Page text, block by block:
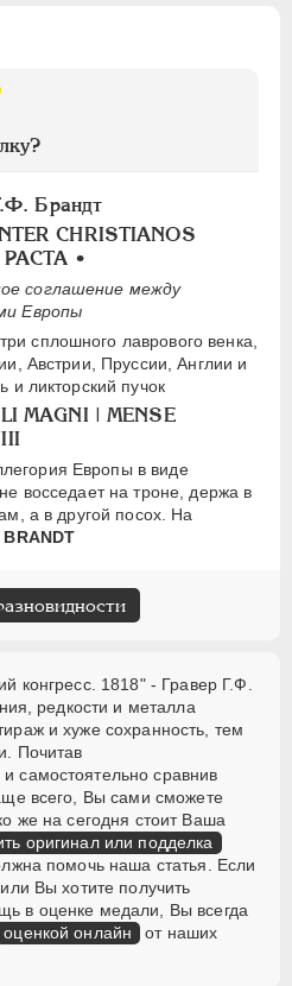
Брандт
CHRISTIANOS
•
соглашение между
Европы
сплошного лаврового венка,
Австрии, Пруссии, Англии и
и ликторский пучок
MAGNI | MENSE
Европы в виде
восседает на троне, держа в
а в другой посох. На
BRANDT
конгресс. 1818" - Гравер Г.Ф.
редкости и металла
и хуже сохранность, тем
Почитав
и самостоятельно сравнив
всего, Вы сами сможете
же на сегодня стоит Ваша
оригинал или подделка
помочь наша статья. Если
Вы хотите получить
в оценке медали, Вы всегда
оценкой онлайн
от наших
1881